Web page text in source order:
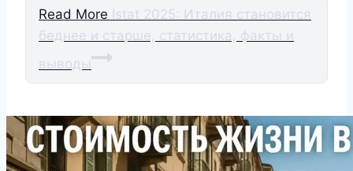
Read More Istat 2025: Италия становится
беднее и старше, статистика, факты и
выводы